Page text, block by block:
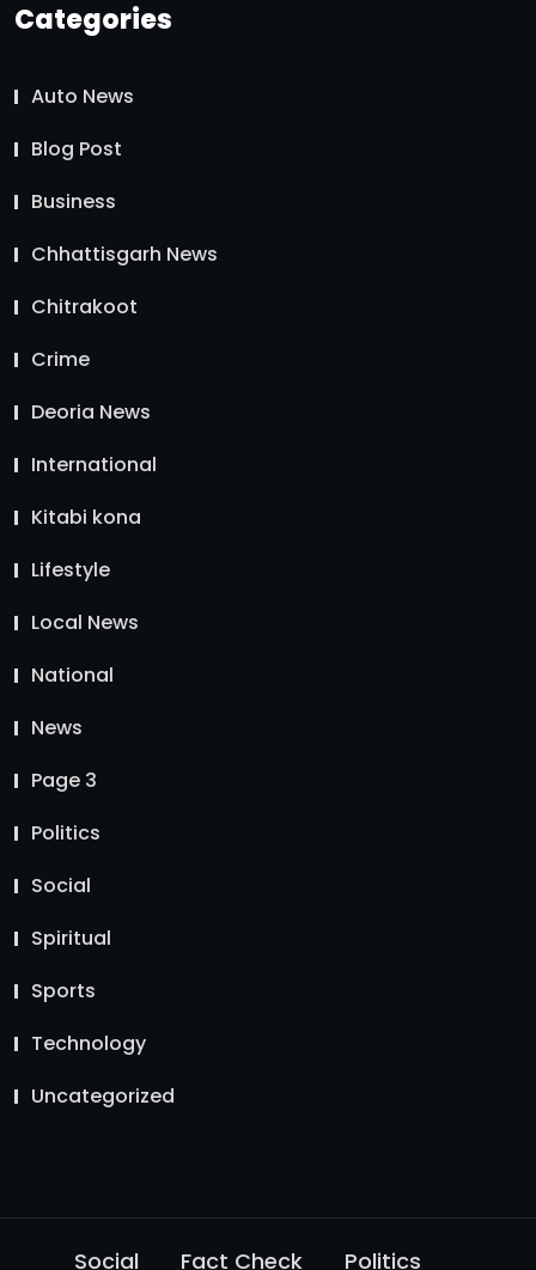
Categories
Auto News
Blog Post
Business
Chhattisgarh News
Chitrakoot
Crime
Deoria News
International
Kitabi kona
Lifestyle
Local News
National
News
Page 3
Politics
Social
Spiritual
Sports
Technology
Uncategorized
Social Fact Check Politics